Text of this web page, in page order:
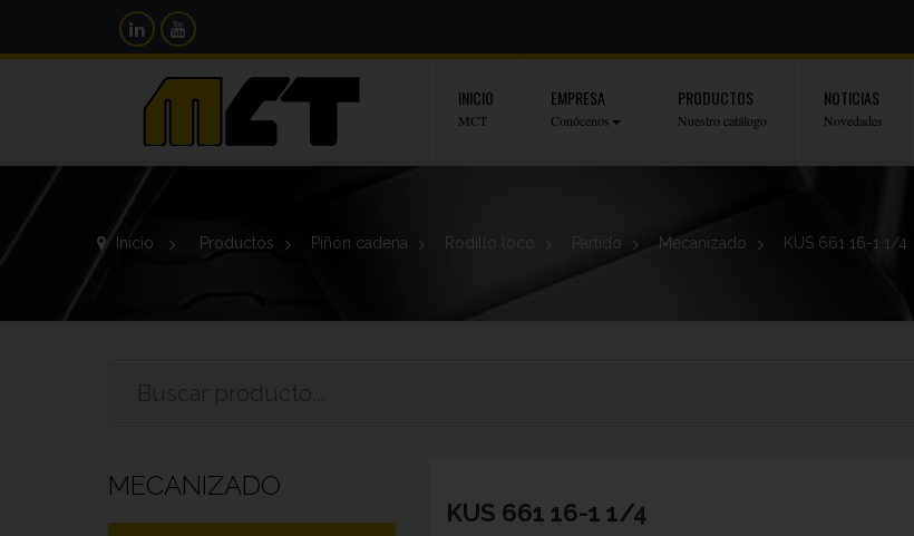
INICIO
MCT
EMPRESA
Conócenos
PRODUCTOS
Nuestro catálogo
NOTICIAS
Novedades
Inicio > Productos > Piñón cadena > Rodillo loco > Partido > Mecanizado > KUS 661 16-1 1/4
MECANIZADO
KUS 661 16-1 1/4